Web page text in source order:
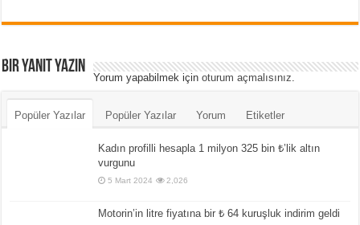
Bir yanıt yazın
Yorum yapabilmek içinoturum açmalısınız
Popüler Yazılar Popüler Yazılar Yorum Etiketler
Kadın profilli hesapla 1 milyon 325 bin ₺’lik altın
vurgunu
5 Mart 2024 2,026
Motorin’in litre fiyatına bir ₺ 64 kuruşluk indirim geldi